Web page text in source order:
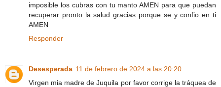
imposible los cubras con tu manto AMEN para que puedan
recuperar pronto la salud gracias porque se y confio en ti
AMEN
Responder
Desesperada 11 de febrero de 2024 a las 20:20
Virgen mia madre de Juquila por favor corrige la tráquea de